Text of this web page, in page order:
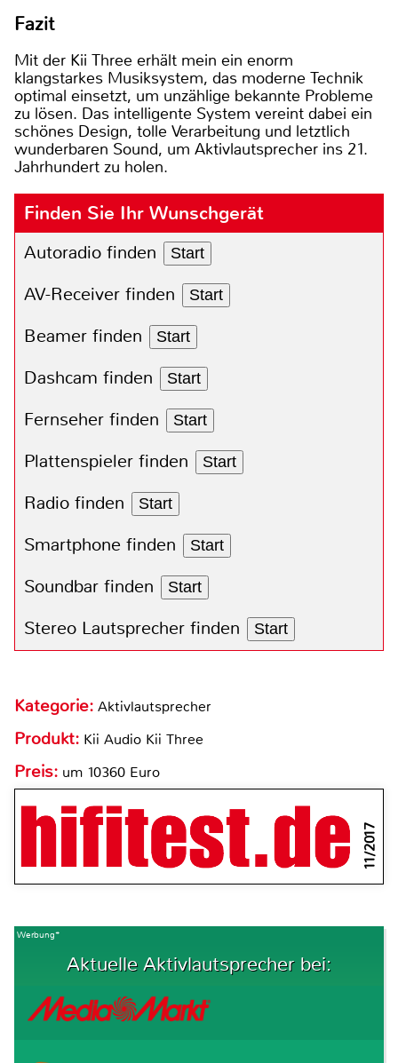
Fazit
Mit der Kii Three erhält mein ein enorm
klangstarkes Musiksystem, das moderne Technik
optimal einsetzt, um unzählige bekannte Probleme
zu lösen. Das intelligente System vereint dabei ein
schönes Design, tolle Verarbeitung und letztlich
wunderbaren Sound, um Aktivlautsprecher ins 21.
Jahrhundert zu holen.
Finden Sie Ihr Wunschgerät
Autoradio finden Start
AV-Receiver finden Start
Beamer finden Start
Dashcam finden Start
Fernseher finden Start
Plattenspieler finden Start
Radio finden Start
Smartphone finden Start
Soundbar finden Start
Stereo Lautsprecher finden Start
Kategorie: Aktivlautsprecher
Produkt: Kii Audio Kii Three
Preis: um 10360 Euro
11/2017
Werbung*
Aktuelle Aktivlautsprecher bei: